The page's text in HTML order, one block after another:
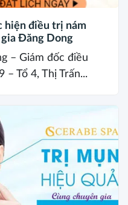
hiện điều trị nám
Đăng Dong
– Giám đốc điều
– Tổ 4, Thị Trấn...